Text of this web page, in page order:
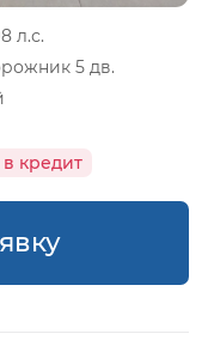
л.с.
5 дв.
кредит